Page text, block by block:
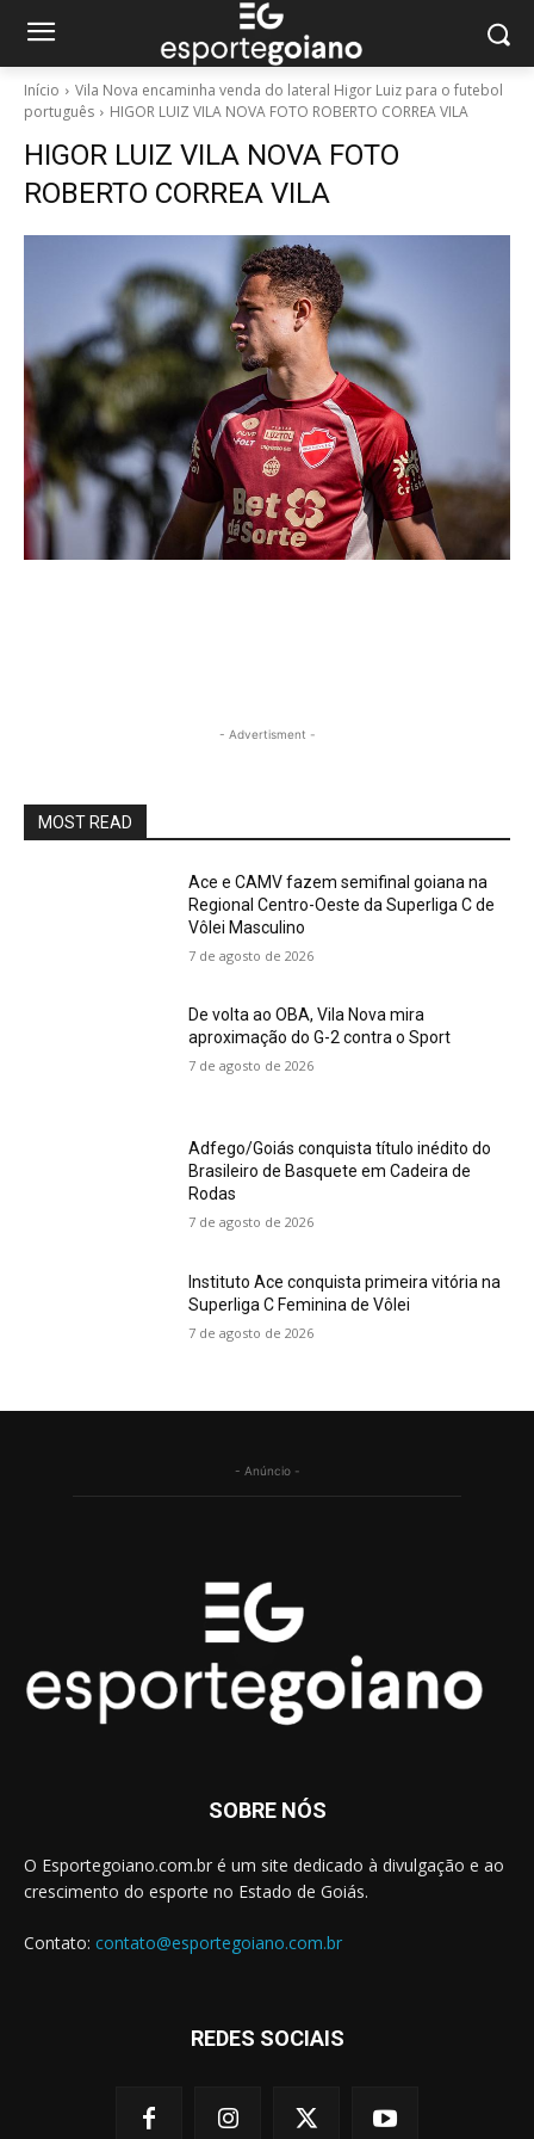
Início
Vila Nova encaminha venda do lateral Higor Luiz para o futebol
português
HIGOR LUIZ VILA NOVA FOTO ROBERTO CORREA VILA
HIGOR LUIZ VILA NOVA FOTO
ROBERTO CORREA VILA
- Advertisment -
MOST READ
Ace e CAMV fazem semifinal goiana na
Regional Centro-Oeste da Superliga C de
Vôlei Masculino
7 de agosto de 2026
De volta ao OBA, Vila Nova mira
aproximação do G-2 contra o Sport
7 de agosto de 2026
Adfego/Goiás conquista título inédito do
Brasileiro de Basquete em Cadeira de
Rodas
7 de agosto de 2026
Instituto Ace conquista primeira vitória na
Superliga C Feminina de Vôlei
7 de agosto de 2026
- Anúncio -
SOBRE NÓS
O Esportegoiano.com.br é um site dedicado à divulgação e ao
crescimento do esporte no Estado de Goiás.
Contato: contato@esportegoiano.com.br
REDES SOCIAIS